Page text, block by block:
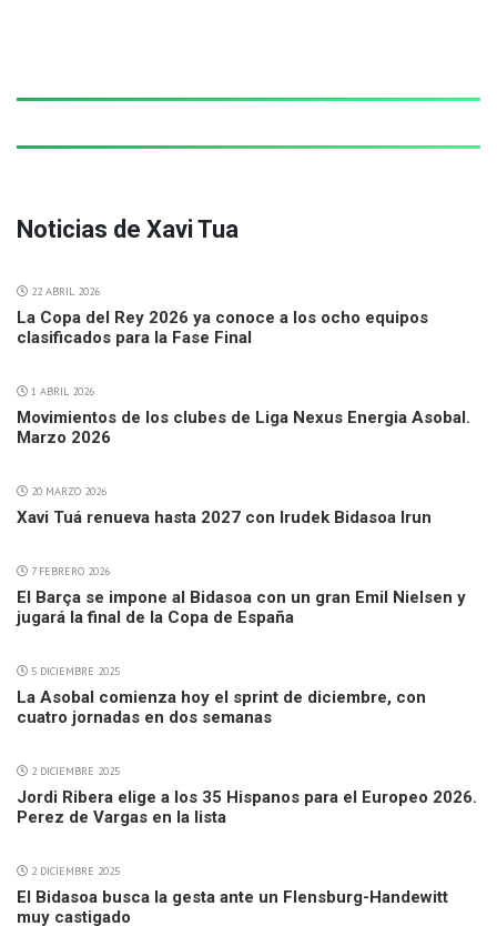
Noticias de Xavi Tua
22 ABRIL 2026
La Copa del Rey 2026 ya conoce a los ocho equipos
clasificados para la Fase Final
1 ABRIL 2026
Movimientos de los clubes de Liga Nexus Energia Asobal.
Marzo 2026
20 MARZO 2026
Xavi Tuá renueva hasta 2027 con Irudek Bidasoa Irun
7 FEBRERO 2026
El Barça se impone al Bidasoa con un gran Emil Nielsen y
jugará la final de la Copa de España
5 DICIEMBRE 2025
La Asobal comienza hoy el sprint de diciembre, con
cuatro jornadas en dos semanas
2 DICIEMBRE 2025
Jordi Ribera elige a los 35 Hispanos para el Europeo 2026.
Perez de Vargas en la lista
2 DICIEMBRE 2025
El Bidasoa busca la gesta ante un Flensburg-Handewitt
muy castigado